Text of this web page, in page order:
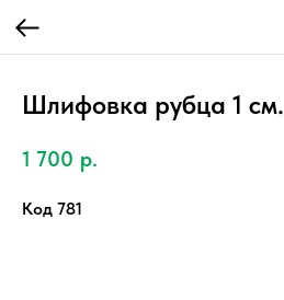
Шлифовка рубца 1 см.
1 700 р.
Код 781